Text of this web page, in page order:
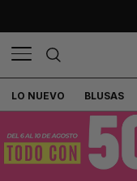
LO NUEVO BLUSAS